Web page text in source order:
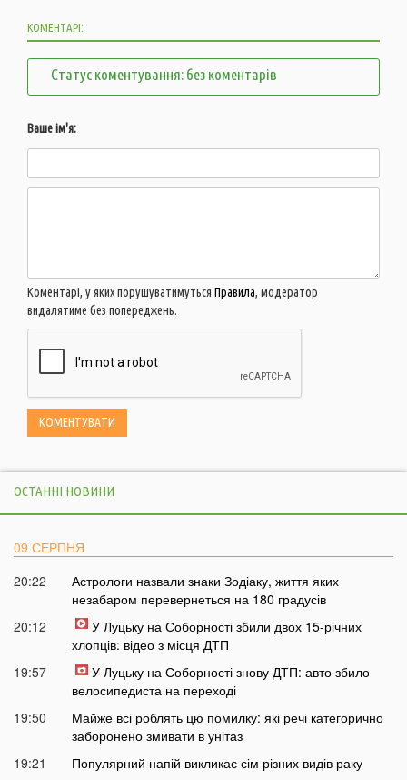
КОМЕНТАРІ:
Статус коментування: без коментарів
Ваше ім'я:
Коментарі, у яких порушуватимуться Правила, модератор
видалятиме без попереджень.
ОСТАННІ НОВИНИ
09 СЕРПНЯ
20:22
Астрологи назвали знаки Зодіаку, життя яких
незабаром перевернеться на 180 градусів
20:12
У Луцьку на Соборності збили двох 15-річних
хлопців: відео з місця ДТП
19:57
У Луцьку на Соборності знову ДТП: авто збило
велосипедиста на переході
19:50
Майже всі роблять цю помилку: які речі категорично
заборонено змивати в унітаз
19:21
Популярний напій викликає сім різних видів раку